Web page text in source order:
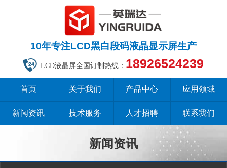
10年专注LCD黑白段码液晶显示屏生产
LCD液晶屏全国订制热线： 18926524239
首页 关于我们 产品中心 应用领域
新闻资讯 技术服务 人才招聘 联系我们
新闻资讯